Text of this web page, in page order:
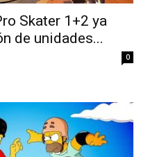
Skater 1+2 ya
de unidades...
0